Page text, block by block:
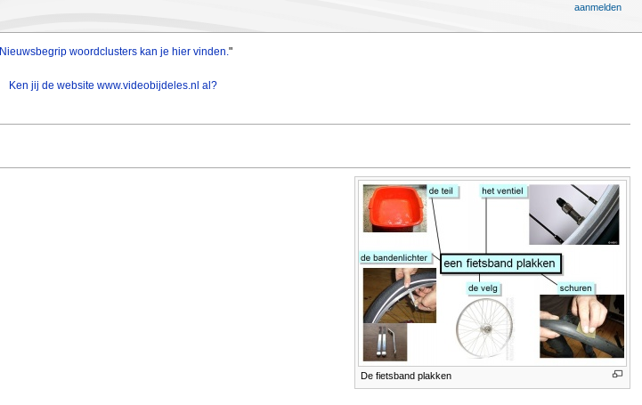
Nieuwsbegrip woordclusters kan je hier vinden."
Ken jij de website www.videobijdeles.nl al?
De fietsband plakken
aanmelden